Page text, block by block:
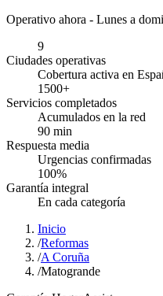
Operativo ahora - Lunes a
9
Ciudades operativas
Cobertura activa en
1500+
Servicios completados
Acumulados en la red
90 min
Respuesta media
Urgencias confirmadas
100%
Garantía integral
En cada categoría
Inicio
/Reformas
/A Coruña
/Matogrande